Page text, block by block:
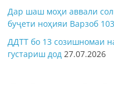
Дар шаш моҳи аввали
буҷети ноҳияи Варзоб
ДДТТ бо 13 созишномаи
густариш дод 27.07.2026